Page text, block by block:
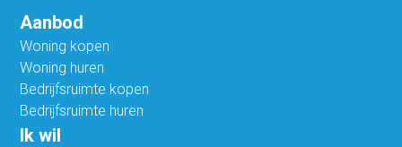
Aanbod
Woning kopen
Woning huren
Bedrijfsruimte kopen
Bedrijfsruimte huren
Ik wil